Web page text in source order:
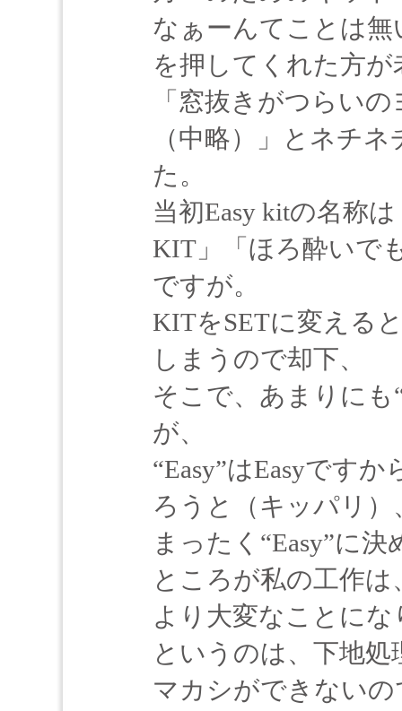
なぁーんてことは
を押してくれた方
「窓抜きがつらい
（中略）」とネチ
た。
当初Easy kitの名称
KIT」「ほろ酔いで
ですが。
KITをSETに変える
しまうので却下、
そこで、あまりにも
が、
“Easy”はEasyです
ろうと（キッパリ）
まったく“Easy”に
ところが私の工作は
より大変なことに
というのは、下地
マカシができない